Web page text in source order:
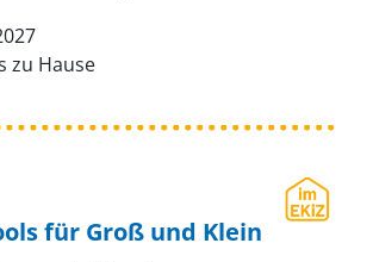
zu Hause
für Groß und Klein